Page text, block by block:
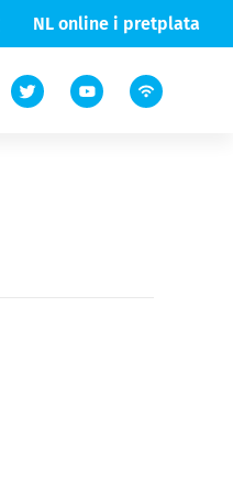
NL online i pretplata